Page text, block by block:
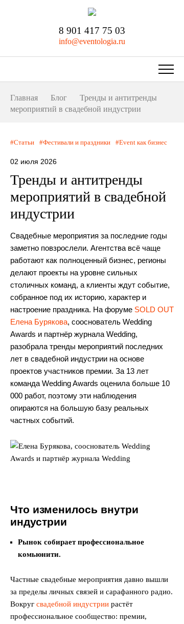
8 901 417 75 03
info@eventologia.ru
Главная Блог
Тренды и антитренды
мероприятий в свадебной индустрии
Статьи Фестивали и праздники Event как бизнес
02 июля 2026
Тренды и антитренды
мероприятий в свадебной
индустрии
Свадебные мероприятия за последние годы
заметно повзрослели. Агентства всё чаще
работают как полноценный бизнес, регионы
делают проекты на уровне сильных
столичных команд, а клиенты ждут событие,
собранное под их историю, характер и
настроение праздника. На форуме SOLD OUT
Елена Бурякова, сооснователь Wedding
Awards и партнёр журнала Wedding,
разобрала тренды мероприятий последних
лет в свадебной индустрии на основе
проектов участников премии. За 13 лет
команда Wedding Awards оценила больше 10
000 работ, поэтому эти наблюдения
опираются на большую базу реальных
частных событий.
Что изменилось внутри
индустрии
Рынок собирает профессиональное
комьюнити.
Частные свадебные мероприятия давно вышли
за пределы личных связей и сарафанного радио.
Вокруг свадебной индустрии растёт
профессиональное сообщество: премии,